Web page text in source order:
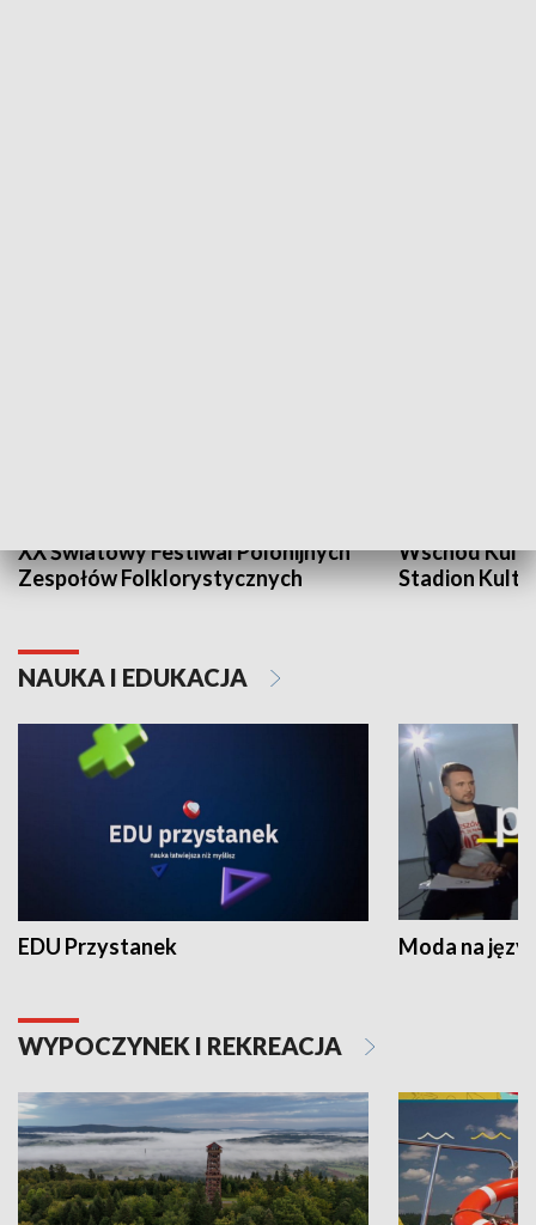
XX Światowy Festiwal Polonijnych
Zespołów Folklorystycznych
Wschód
Stadion
NAUKA I EDUKACJA
EDU Przystanek Moda na
WYPOCZYNEK I REKREACJA